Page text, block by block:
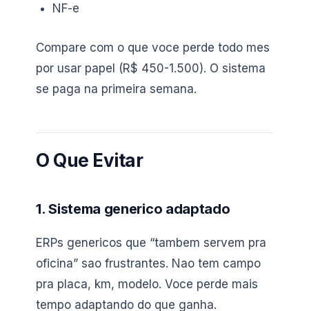
NF-e
Compare com o que voce perde todo mes
por usar papel (R$ 450-1.500). O sistema
se paga na primeira semana.
O Que Evitar
1. Sistema generico adaptado
ERPs genericos que “tambem servem pra
oficina” sao frustrantes. Nao tem campo
pra placa, km, modelo. Voce perde mais
tempo adaptando do que ganha.